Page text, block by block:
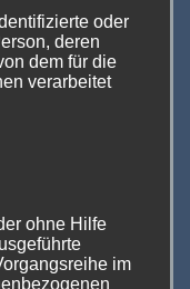
anderes als
oder
deren
dem für die
verarbeitet
ohne Hilfe
im